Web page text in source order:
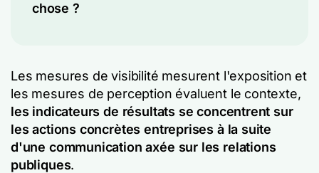
chose ?
Les mesures de visibilité mesurent l'exposition et
les mesures de perception évaluent le contexte,
les indicateurs de résultats se concentrent sur
les actions concrètes entreprises à la suite
d'une communication axée sur les relations
publiques.